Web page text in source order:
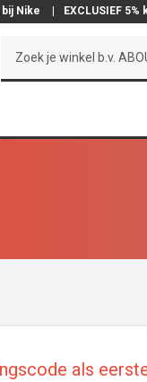
Nike EXCLUSIEF
als